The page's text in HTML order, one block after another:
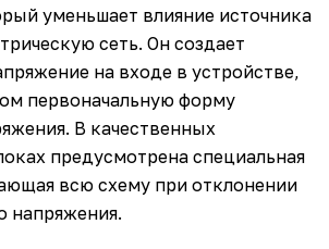
уменьшает влияние источника
сеть. Он создает
на входе в устройстве,
первоначальную форму
В качественных
предусмотрена специальная
всю схему при отклонении
напряжения.